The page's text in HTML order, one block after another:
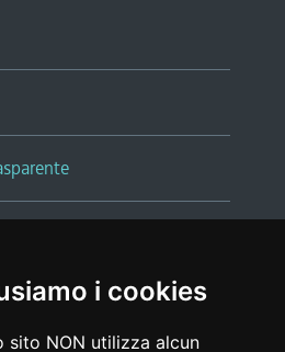
i cookies
sito NON utilizza alcun